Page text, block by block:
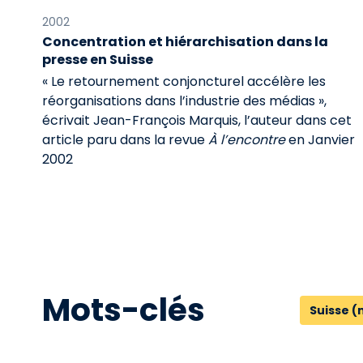
2002
Concentration et hiérarchisation dans la
presse en Suisse
« Le retournement conjoncturel accélère les
réorganisations dans l’industrie des médias »,
écrivait Jean-François Marquis, l’auteur dans cet
article paru dans la revueÀ l’encontreen Janvier
2002
Mots-clés Suisse